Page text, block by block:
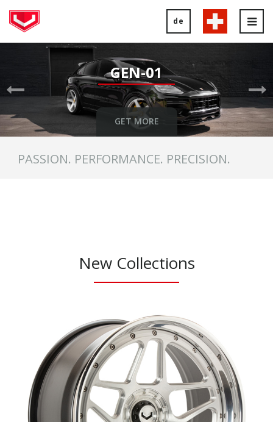
de
GEN-01
GET MORE
Previous
PASSION. PERFORMANCE. PRECISION.
New Collections